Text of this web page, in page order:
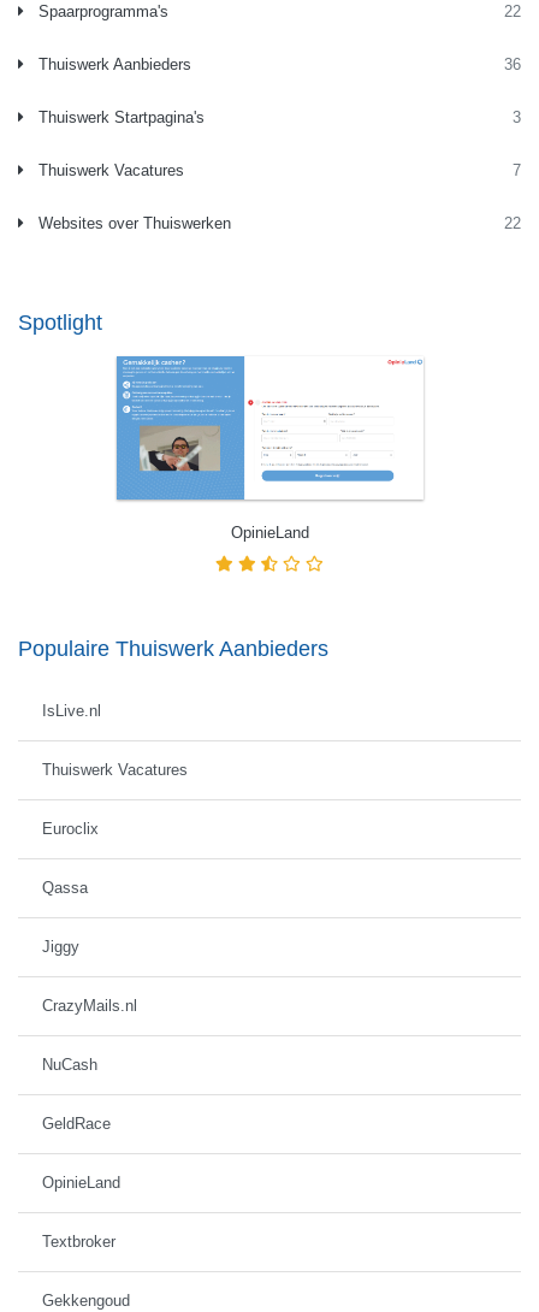
Spaarprogramma's 22
Thuiswerk Aanbieders 36
Thuiswerk Startpagina's 3
Thuiswerk Vacatures 7
Websites over Thuiswerken 22
Spotlight
OpinieLand
Populaire Thuiswerk Aanbieders
IsLive.nl
Thuiswerk Vacatures
Euroclix
Qassa
Jiggy
CrazyMails.nl
NuCash
GeldRace
OpinieLand
Textbroker
Gekkengoud